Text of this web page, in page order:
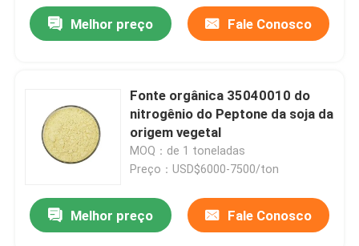
Melhor preço Fale Conosco
Fonte orgânica 35040010 do
nitrogênio do Peptone da soja da
origem vegetal
MOQ：de 1 toneladas
Preço：USD$6000-7500/ton
Melhor preço Fale Conosco